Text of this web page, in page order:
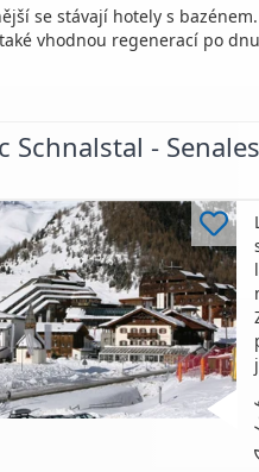
se stávají hotely s
vhodnou regenerací po
Schnalstal -